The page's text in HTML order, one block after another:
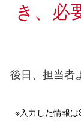
き、必
後日、担当者
※入力した情報は